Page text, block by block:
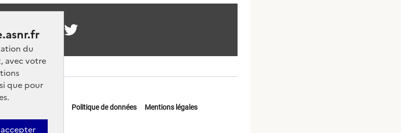
du
avec votre
que pour
Politique de données Mentions légales